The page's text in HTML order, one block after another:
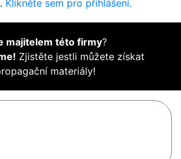
Klikněte sem pro přihlášení.
majitelem této firmy?
Zjistěte jestli můžete získat
materiály!